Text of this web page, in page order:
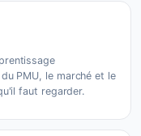
PMU, le marché et le
faut regarder.